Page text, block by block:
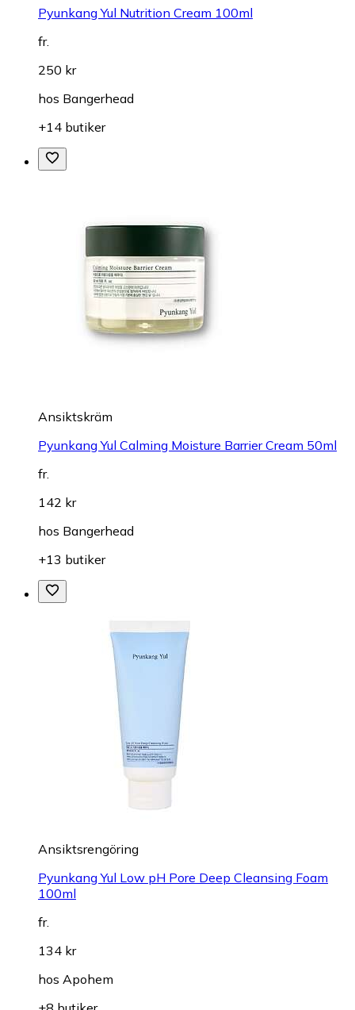
Pyunkang Yul Nutrition Cream 100ml
fr.
250 kr
hos Bangerhead
+14 butiker
Ansiktskräm
Pyunkang Yul Calming Moisture Barrier Cream 50ml
fr.
142 kr
hos Bangerhead
+13 butiker
Ansiktsrengöring
Pyunkang Yul Low pH Pore Deep Cleansing Foam
100ml
fr.
134 kr
hos Apohem